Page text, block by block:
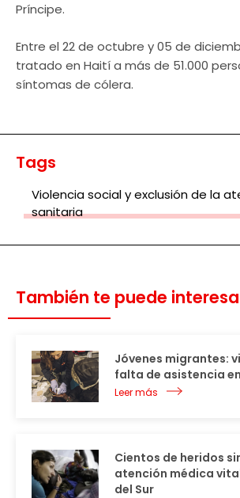
Príncipe.
Entre el 22 de octubre y 05 de
tratado en Haití a más de 51.000
síntomas de cólera.
Tags
Violencia social y exclusión de la
sanitaria
También te puede
Jóvenes migrantes:
falta de asistencia
Leer más
Cientos de heridos
atención médica
del Sur